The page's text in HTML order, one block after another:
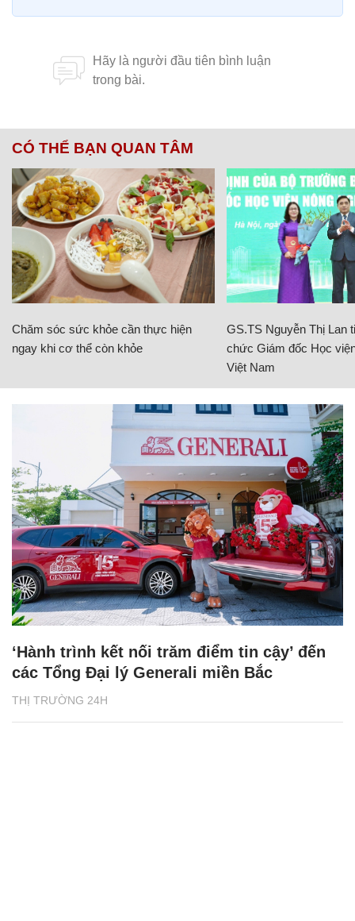
CÓ THỂ BẠN QUAN TÂM
Chăm sóc sức khỏe cần thực hiện
ngay khi cơ thể còn khỏe
GS.TS Nguyễn Thị Lan
chức Giám đốc Học
Việt Nam
THỊ TRƯỜNG 24H
‘Hành trình kết nối trăm điểm tin cậy’ đến
các Tổng Đại lý Generali miền Bắc